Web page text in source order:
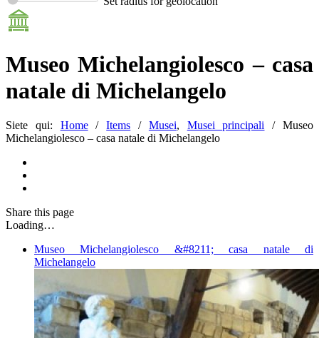
Museo Michelangiolesco – casa
natale di Michelangelo
Siete qui: Home / Items / Musei, Musei principali /
Museo
Michelangiolesco – casa natale di Michelangelo
Share this page
Loading…
Museo Michelangiolesco &#8211; casa natale di
Michelangelo